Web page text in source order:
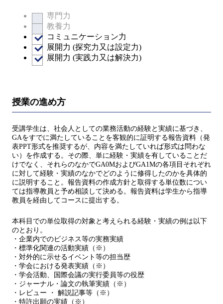
専門力
教養力
コミュニケーション力
展開力 (探究力又は設定力)
展開力 (実践力又は解決力)
授業の進め方
受講学生は、社会人としての業務活動の経験と実績に基づき、
GAをすでに満たしていることを客観的に証明する報告資料（発
表PPT形式を推奨するが、内容を満たしていれば形式は問わな
い）を作成する。その際、単に経験・実績を有していることだ
けでなく、それらのなかでGA0MおよびGA1Mの各項目それぞれ
に対して経験・実績のなかでどのように修得したのかを具体的
に説明すること。報告資料の作成方針と取得する単位数につい
ては指導教員と予め相談して決める。報告資料は学生から指導
教員を経由してコースに提出する。
本科目での単位取得の対象と考えられる経験・実績の例は以下
のとおり。
・企業内でのビジネス等の実務実績
・標準化関連の活動実績（※）
・対外的に示せるイベント等の担当歴
・学会における発表実績（※）
・学会活動、国際会議の実行委員等の役歴
・ジャーナル・論文の執筆実績（※）
・レビュー ・ 解説記事等（※）
・特許出願の実績（※）